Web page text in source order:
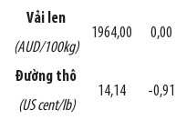
Vải len
(AUD/100kg)
1964,00 0,00
Đường thô
(US cent/lb)
14,14 -0,91